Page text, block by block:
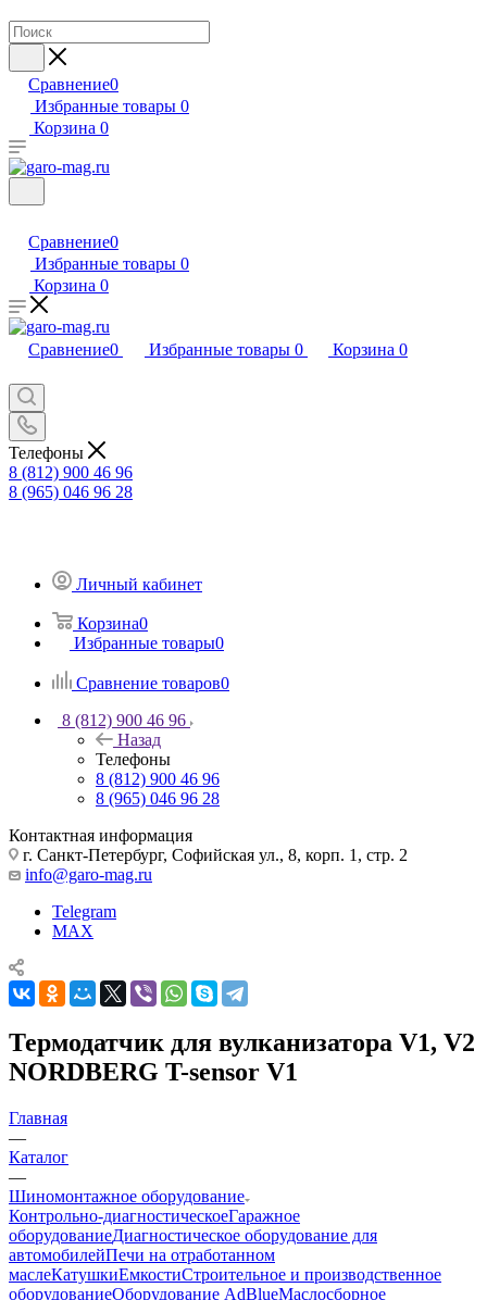
Сравнение0
Избранные товары 0
Корзина 0
Сравнение0
Избранные товары 0
Корзина 0
Сравнение0 Избранные товары 0 Корзина 0
Телефоны
8 (812) 900 46 96
8 (965) 046 96 28
Личный кабинет
Корзина0
Избранные товары0
Сравнение товаров0
8 (812) 900 46 96
Назад
Телефоны
8 (812) 900 46 96
8 (965) 046 96 28
Контактная информация
г. Санкт-Петербург, Софийская ул., 8, корп. 1, стр. 2
info@garo-mag.ru
Telegram
MAX
Термодатчик для вулканизатора V1, V2
NORDBERG T-sensor V1
Главная
—
Каталог
—
Шиномонтажное оборудование
Контрольно-диагностическоеГаражное
оборудованиеДиагностическое оборудование для
автомобилейПечи на отработанном
маслеКатушкиЕмкостиСтроительное и производственное
оборудованиеОборудование AdBlueМаслосборное